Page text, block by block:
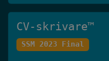
CV-skrivare™️
SSM 2023 Final